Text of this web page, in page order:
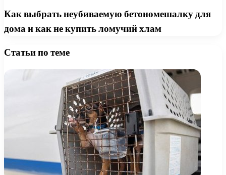
Как выбрать неубиваемую бетономешалку для
дома и как не купить ломучий хлам
Статьи по теме